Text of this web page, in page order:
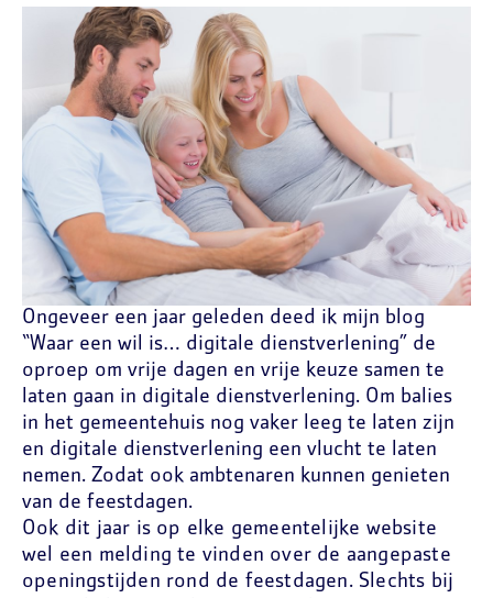
Ongeveer een jaar geleden deed ik mijn blog
“Waar een wil is… digitale dienstverlening” de
oproep om vrije dagen en vrije keuze samen te
laten gaan in digitale dienstverlening. Om balies
in het gemeentehuis nog vaker leeg te laten zijn
en digitale dienstverlening een vlucht te laten
nemen. Zodat ook ambtenaren kunnen genieten
van de feestdagen.
Ook dit jaar is op elke gemeentelijke website
wel een melding te vinden over de aangepaste
openingstijden rond de feestdagen. Slechts bij